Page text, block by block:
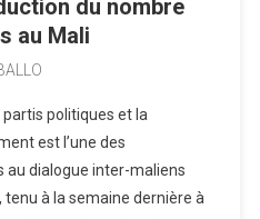
du nombre
au Mali
partis politiques et la
est l’une des
dialogue inter-maliens
à la semaine dernière à